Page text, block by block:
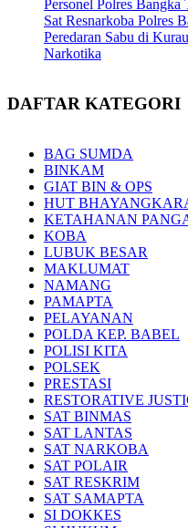
Personel Polres Bangka
Sat Resnarkoba Polres
Peredaran Sabu di
Narkotika
DAFTAR KATEGORI
BAG SUMDA
BINKAM
GIAT BIN & OPS
HUT
KETAHANAN
KOBA
LUBUK BESAR
MAKLUMAT
NAMANG
PAMAPTA
PELAYANAN
POLDA KEP. BABEL
POLISI KITA
POLSEK
PRESTASI
RESTORATIVE
SAT BINMAS
SAT LANTAS
SAT NARKOBA
SAT POLAIR
SAT RESKRIM
SAT SAMAPTA
SI DOKKES